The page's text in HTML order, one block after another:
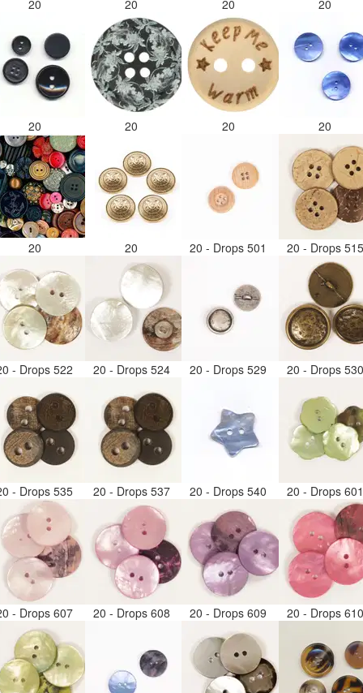
20 20 20 20
20 20 20 20
20 20 20 - Drops 501 20 - Drops
- Drops 522 20 - Drops 524 20 - Drops 529 20 - Drops
- Drops 535 20 - Drops 537 20 - Drops 540 20 - Drops
- Drops 607 20 - Drops 608 20 - Drops 609 20 - Drops